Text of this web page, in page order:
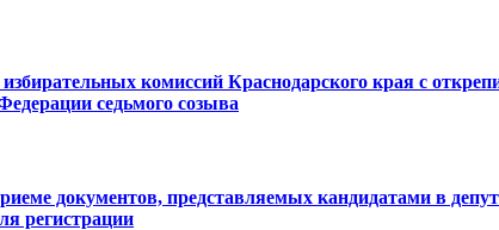
комиссий Краснодарского края с
седьмого созыва
документов, представляемых кандидатами в
регистрации